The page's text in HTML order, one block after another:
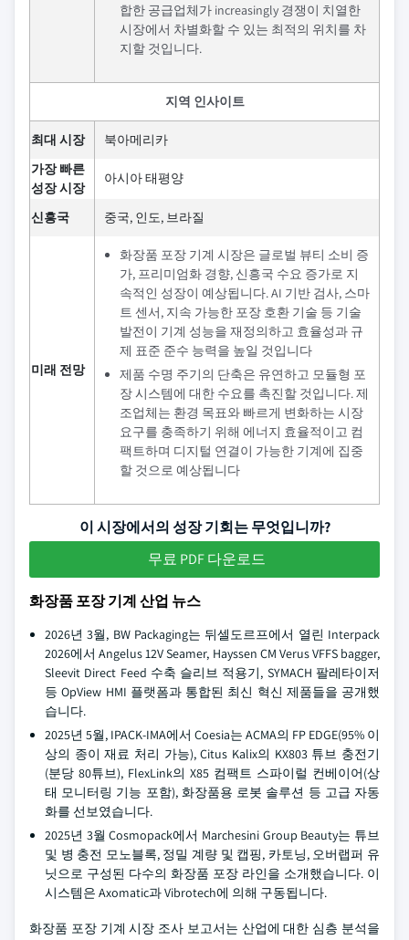
합한 공급업체가 increasingly 경쟁이 치열한
시장에서 차별화할 수 있는 최적의 위치를 차
지할 것입니다.
지역 인사이트
최대 시장
북아메리카
가장 빠른
성장 시장
아시아 태평양
신흥국 중국, 인도, 브라질
미래 전망
화장품 포장 기계 시장은 글로벌 뷰티 소비 증
가, 프리미엄화 경향, 신흥국 수요 증가로 지
속적인 성장이 예상됩니다. AI 기반 검사, 스마
트 센서, 지속 가능한 포장 호환 기술 등 기술
발전이 기계 성능을 재정의하고 효율성과 규
제 표준 준수 능력을 높일 것입니다
제품 수명 주기의 단축은 유연하고 모듈형 포
장 시스템에 대한 수요를 촉진할 것입니다. 제
조업체는 환경 목표와 빠르게 변화하는 시장
요구를 충족하기 위해 에너지 효율적이고 컴
팩트하며 디지털 연결이 가능한 기계에 집중
할 것으로 예상됩니다
이 시장에서의 성장 기회는 무엇입니까?
무료 PDF 다운로드
화장품 포장 기계 산업 뉴스
2026년 3월, BW Packaging는 뒤셀도르프에서 열린 Interpack
2026에서 Angelus 12V Seamer, Hayssen CM Verus VFFS bagger,
Sleevit Direct Feed 수축 슬리브 적용기, SYMACH 팔레타이저
등 OpView HMI 플랫폼과 통합된 최신 혁신 제품들을 공개했
습니다.
2025년 5월, IPACK-IMA에서 Coesia는 ACMA의 FP EDGE(95% 이
상의 종이 재료 처리 가능), Citus Kalix의 KX803 튜브 충전기
(분당 80튜브), FlexLink의 X85 컴팩트 스파이럴 컨베이어(상
태 모니터링 기능 포함), 화장품용 로봇 솔루션 등 고급 자동
화를 선보였습니다.
2025년 3월 Cosmopack에서 Marchesini Group Beauty는 튜브
및 병 충전 모노블록, 정밀 계량 및 캡핑, 카토닝, 오버랩퍼 유
닛으로 구성된 다수의 화장품 포장 라인을 소개했습니다. 이
시스템은 Axomatic과 Vibrotech에 의해 구동됩니다.
화장품 포장 기계 시장 조사 보고서는 산업에 대한 심층 분석을